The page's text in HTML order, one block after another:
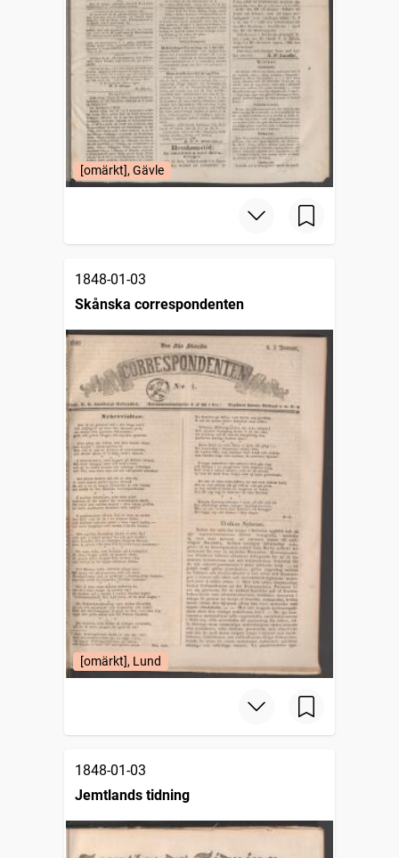
[omärkt], Gävle
1848-01-03
Skånska correspondenten
[omärkt], Lund
1848-01-03
Jemtlands tidning